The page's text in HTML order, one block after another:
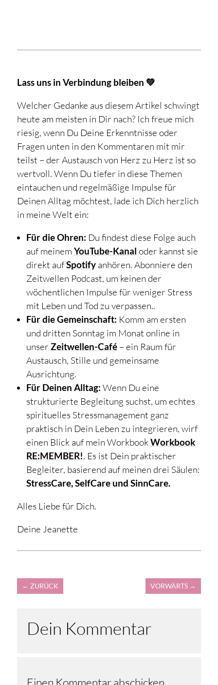
Lass uns in Verbindung bleiben 💚
Welcher Gedanke aus diesem Artikel schwingt
heute am meisten in Dir nach? Ich freue mich
riesig, wenn Du Deine Erkenntnisse oder
Fragen unten in den Kommentaren mit mir
teilst – der Austausch von Herz zu Herz ist so
wertvoll. Wenn Du tiefer in diese Themen
eintauchen und regelmäßige Impulse für
Deinen Alltag möchtest, lade ich Dich herzlich
in meine Welt ein:
Für die Ohren: Du findest diese Folge auch
auf meinem YouTube-Kanal oder kannst sie
direkt aufSpotifyanhören. Abonniere den
Zeitwellen Podcast, um keinen der
wöchentlichen Impulse für weniger Stress
mit Leben und Tod zu verpassen..
Für die Gemeinschaft: Komm am ersten
und dritten Sonntag im Monat online in
unser Zeitwellen-Café– ein Raum für
Austausch, Stille und gemeinsame
Ausrichtung.
Für Deinen Alltag: Wenn Du eine
strukturierte Begleitung suchst, um echtes
spirituelles Stressmanagement ganz
praktisch in Dein Leben zu integrieren, wirf
einen Blick auf mein WorkbookWorkbook
RE:MEMBER!. Es ist Dein praktischer
Begleiter, basierend auf meinen drei Säulen:
StressCare, SelfCare und SinnCare.
Alles Liebe für Dich.
Deine Jeanette
← ZURÜCK VORWÄRTS →
Dein Kommentar
Einen Kommentar abschicken